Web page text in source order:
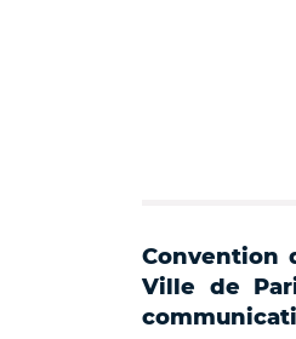
Convention
Ville de